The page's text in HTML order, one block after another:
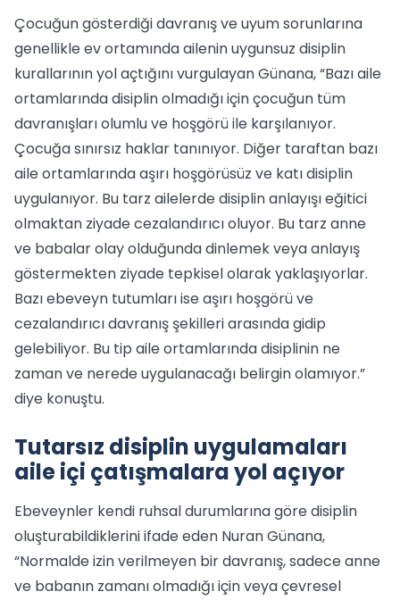
Çocuğun gösterdiği davranış ve uyum sorunlarına
genellikle ev ortamında ailenin uygunsuz disiplin
kurallarının yol açtığını vurgulayan Günana, “Bazı aile
ortamlarında disiplin olmadığı için çocuğun tüm
davranışları olumlu ve hoşgörü ile karşılanıyor.
Çocuğa sınırsız haklar tanınıyor. Diğer taraftan bazı
aile ortamlarında aşırı hoşgörüsüz ve katı disiplin
uygulanıyor. Bu tarz ailelerde disiplin anlayışı eğitici
olmaktan ziyade cezalandırıcı oluyor. Bu tarz anne
ve babalar olay olduğunda dinlemek veya anlayış
göstermekten ziyade tepkisel olarak yaklaşıyorlar.
Bazı ebeveyn tutumları ise aşırı hoşgörü ve
cezalandırıcı davranış şekilleri arasında gidip
gelebiliyor. Bu tip aile ortamlarında disiplinin ne
zaman ve nerede uygulanacağı belirgin olamıyor.”
diye konuştu.
Tutarsız disiplin uygulamaları
aile içi çatışmalara yol açıyor
Ebeveynler kendi ruhsal durumlarına göre disiplin
oluşturabildiklerini ifade eden Nuran Günana,
“Normalde izin verilmeyen bir davranış, sadece anne
ve babanın zamanı olmadığı için veya çevresel